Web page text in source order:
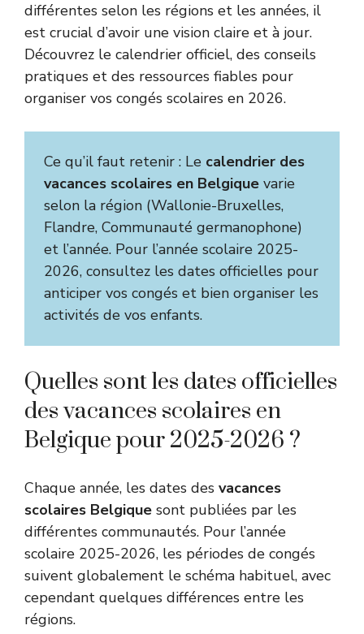
différentes selon les régions et les années, il
est crucial d’avoir une vision claire et à jour.
Découvrez le calendrier officiel, des conseils
pratiques et des ressources fiables pour
organiser vos congés scolaires en 2026.
Ce qu’il faut retenir : Le calendrier des
vacances scolaires en Belgique varie
selon la région (Wallonie-Bruxelles,
Flandre, Communauté germanophone)
et l’année. Pour l’année scolaire 2025-
2026, consultez les dates officielles pour
anticiper vos congés et bien organiser les
activités de vos enfants.
Quelles sont les dates officielles
des vacances scolaires en
Belgique pour 2025-2026 ?
Chaque année, les dates des vacances
scolaires Belgique sont publiées par les
différentes communautés. Pour l’année
scolaire 2025-2026, les périodes de congés
suivent globalement le schéma habituel, avec
cependant quelques différences entre les
régions.